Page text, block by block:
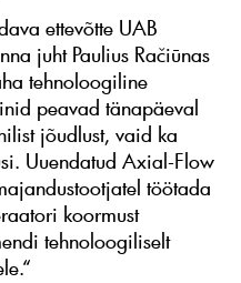
ettevõtte UAB
juht Paulius Račiūnas
tehnoloogiline
peavad tänapäeval
jõudlust, vaid ka
Uuendatud Axial-Flow
töötada
koormust
tehnoloogiliselt